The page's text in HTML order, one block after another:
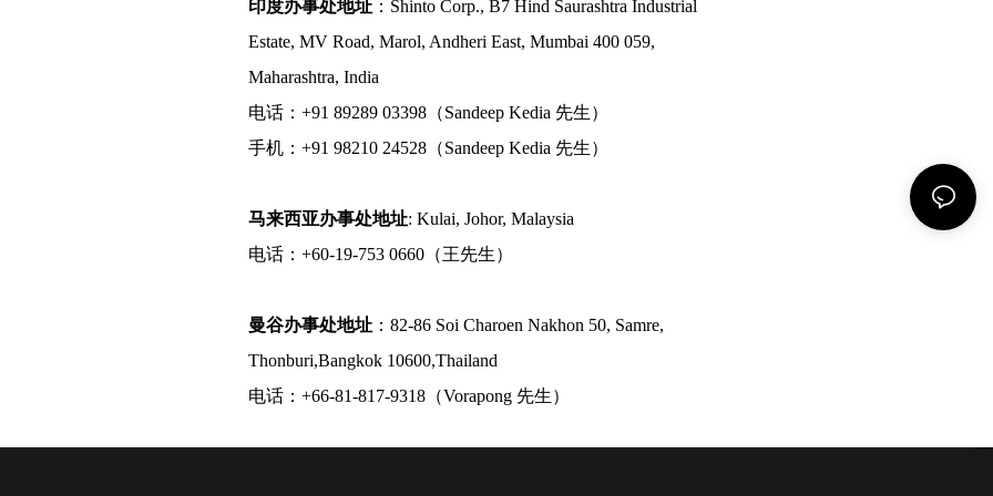
印度办事处地址 ：Shinto Corp., B7 Hind Saurashtra Industrial
Estate, MV Road, Marol, Andheri East, Mumbai 400 059,
Maharashtra, India
电话：+91 89289 03398（Sandeep Kedia 先生）
手机：+91 98210 24528（Sandeep Kedia 先生）
马来西亚办事处地址: Kulai, Johor, Malaysia
电话：+60-19-753 0660（王先生）
曼谷办事处地址 ：82-86 Soi Charoen Nakhon 50, Samre,
Thonburi,Bangkok 10600,Thailand
电话：+66-81-817-9318（Vorapong 先生）